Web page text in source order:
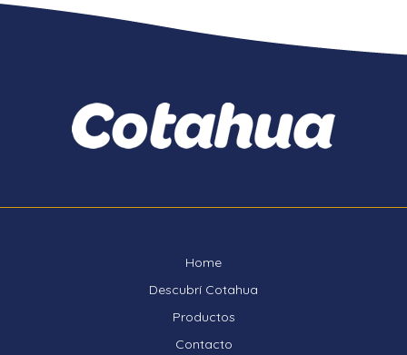
Home
Descubrí Cotahua
Productos
Contacto